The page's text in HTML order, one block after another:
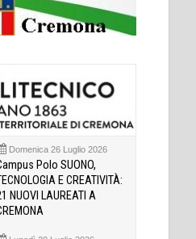
Domenica 26 Luglio 2026
Polo SUONO,
E CREATIVITÀ:
NUOVI LAUREATI A